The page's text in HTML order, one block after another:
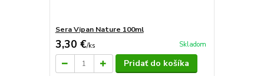
Sera Vipan Nature 100ml
3,30 €/ks Skladom
Pridať do košíka